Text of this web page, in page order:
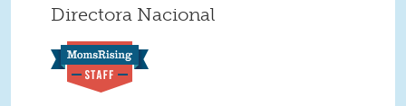
Directora Nacional